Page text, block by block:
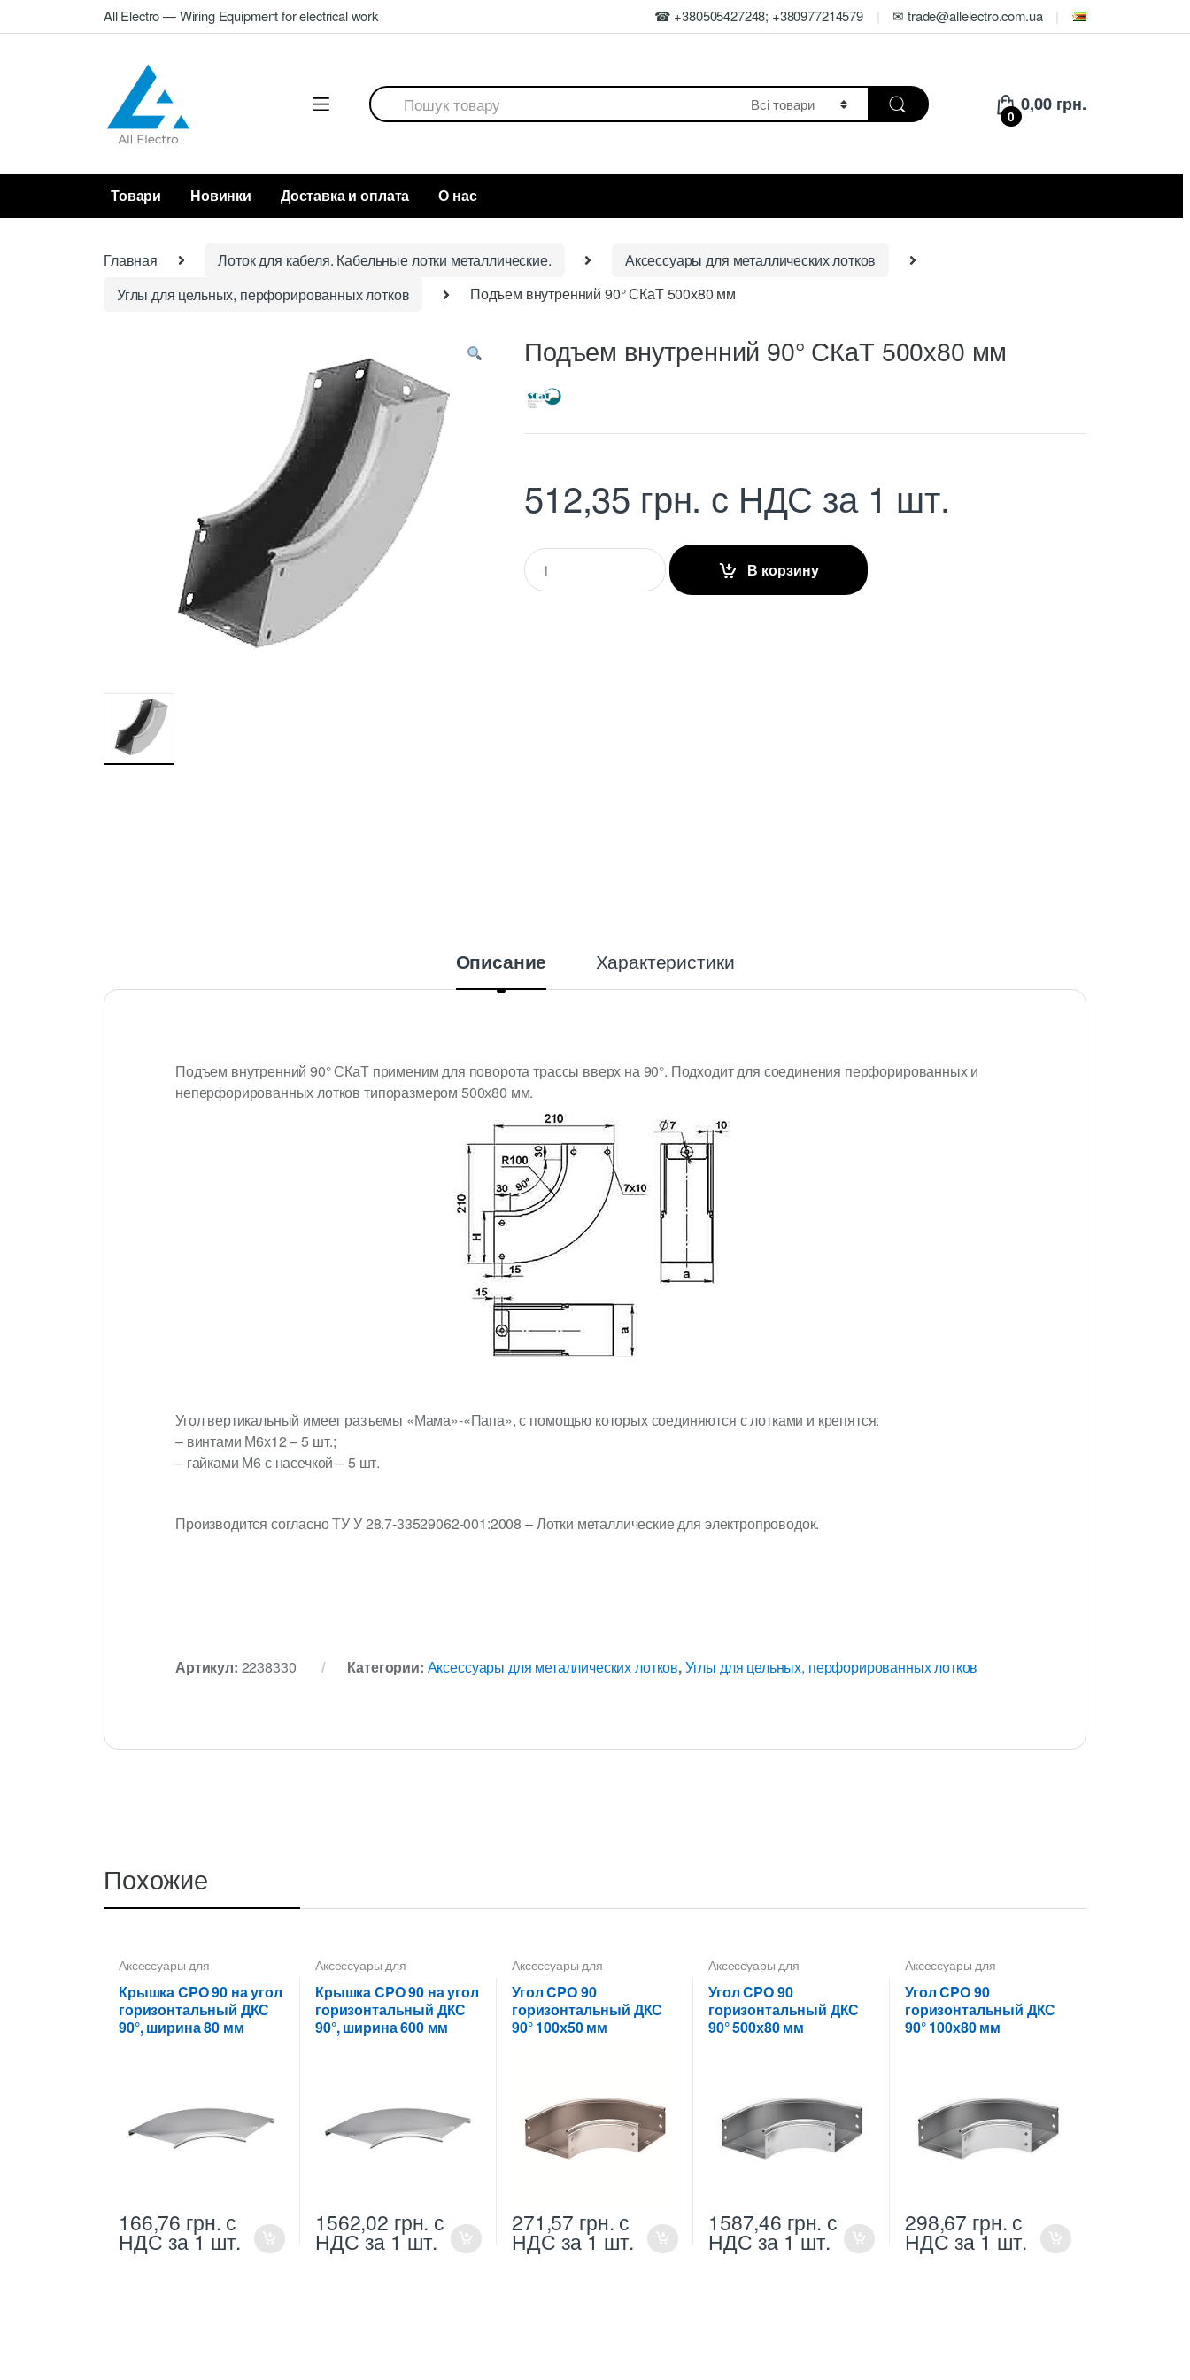
to
to
All Electro — Wiring Equipment for electrical work ☎ +380505427248; +380977214579 ✉ trade@allelectro.com.ua
Search
for:
0
0,00 грн.
Товари Новинки Доставка и оплата О нас
Главная Лоток для кабеля. Кабельные лотки металлические.
Аксессуары для металлических лотков
Углы для цельных, перфорированных лотков
Подъем внутренний 90° СКаТ 500х80 мм
Подъем внутренний 90° СКаТ 500х80 мм
512,35 грн. с НДС за 1 шт.
Q
u
a
В корзину
Описание Характеристики
Подъем внутренний 90° СКаТ применим для поворота трассы вверх на 90°. Подходит для соединения перфорированных и
неперфорированных лотков типоразмером 500х80 мм.
Угол вертикальный имеет разъемы «Мама»-«Папа», с помощью которых соединяются с лотками и крепятся:
– винтами М6х12 – 5 шт.;
– гайками М6 с насечкой – 5 шт.
Производится согласно ТУ У 28.7-33529062-001:2008 – Лотки металлические для электропроводок.
Артикул: 2238330 Категории: Аксессуары для металлических лотков,Углы для цельных, перфорированных лотков
Похожие
Аксессуары для
металлических лотков
Крышки на повороты,
ответвители
Крышка CPO 90 на угол
горизонтальный ДКС
90°, ширина 80 мм
166,76 грн. с
НДС за 1 шт.
Аксессуары для
металлических лотков
Крышки на повороты,
ответвители
Крышка CPO 90 на угол
горизонтальный ДКС
90°, ширина 600 мм
1562,02 грн. с
НДС за 1 шт.
Аксессуары для
металлических лотков
для цельных,
перфорированных лотков
Угол CPO 90
горизонтальный ДКС
90° 100х50 мм
271,57 грн. с
НДС за 1 шт.
Аксессуары для
металлических лотков
для цельных,
перфорированных лотков
Угол CPO 90
горизонтальный ДКС
90° 500х80 мм
1587,46 грн. с
НДС за 1 шт.
Аксессуары для
металлических лотков
для цельных,
перфорированных лотков
Угол CPO 90
горизонтальный ДКС
90° 100х80 мм
298,67 грн. с
НДС за 1 шт.